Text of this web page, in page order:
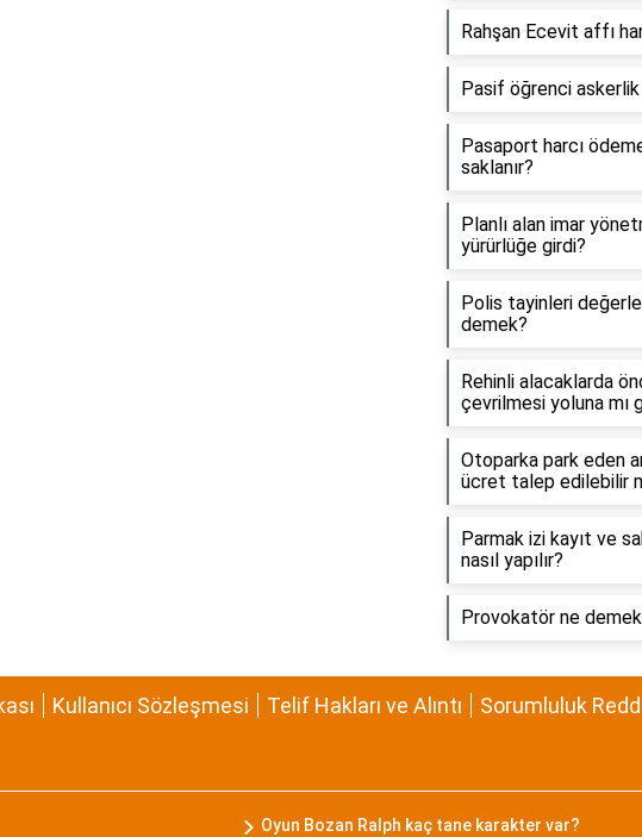
Rahşan Ecevit affı
Pasif öğrenci
Pasaport harcı
saklanır?
Planlı alan imar
yürürlüğe girdi?
Polis tayinleri
demek?
Rehinli alacaklarda
çevrilmesi yoluna mı
Otoparka park eden
ücret talep edilebilir
Parmak izi kayıt ve
nasıl yapılır?
Provokatör ne
Kullanıcı Sözleşmesi Telif Hakları ve Alıntı Sorumluluk
Oyun Bozan Ralph kaç tane karakter var?